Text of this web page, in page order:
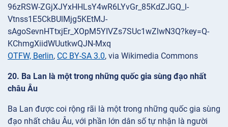
OTFW, Berlin, CC BY-SA 3.0, via Wikimedia Commons
20. Ba Lan là một trong những quốc gia sùng đạo nhất
châu Âu
Ba Lan được coi rộng rãi là một trong những quốc gia sùng
đạo nhất châu Âu, với phần lớn dân số tự nhận là người